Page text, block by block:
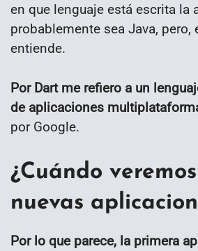
en que lenguaje está escrita la
probablemente sea Java, pero,
entiende.
Por Dart me refiero a un
de aplicaciones
por Google.
¿Cuándo
nuevas
Por lo que parece, la primera